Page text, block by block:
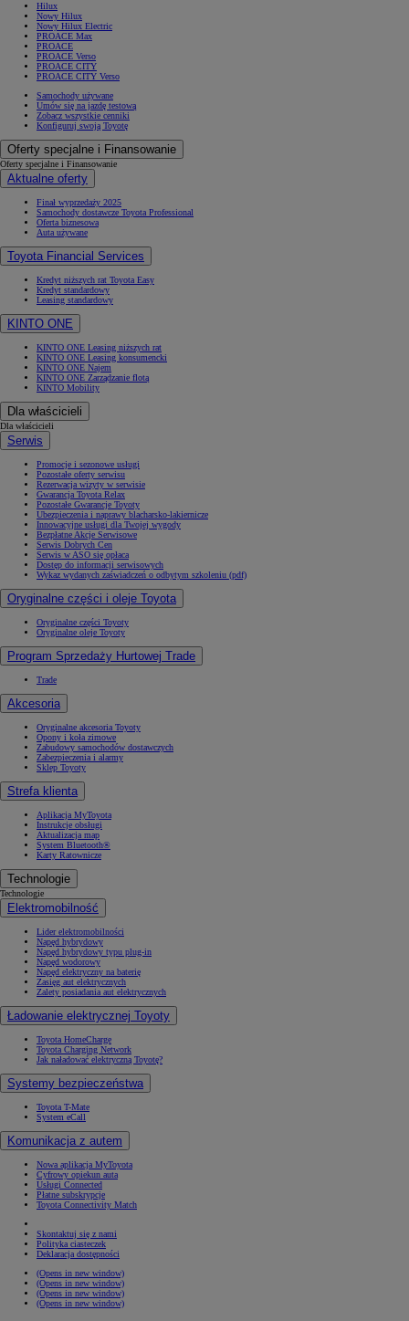
Hilux
Nowy Hilux
Nowy Hilux Electric
PROACE Max
PROACE
PROACE Verso
PROACE CITY
PROACE CITY Verso
Samochody używane
Umów się na jazdę testową
Zobacz wszystkie cenniki
Konfiguruj swoją Toyotę
Oferty specjalne i Finansowanie
Oferty specjalne i Finansowanie
Aktualne oferty
Finał wyprzedaży 2025
Samochody dostawcze Toyota Professional
Oferta biznesowa
Auta używane
Toyota Financial Services
Kredyt niższych rat Toyota Easy
Kredyt standardowy
Leasing standardowy
KINTO ONE
KINTO ONE Leasing niższych rat
KINTO ONE Leasing konsumencki
KINTO ONE Najem
KINTO ONE Zarządzanie flotą
KINTO Mobility
Dla właścicieli
Dla właścicieli
Serwis
Promocje i sezonowe usługi
Pozostałe oferty serwisu
Rezerwacja wizyty w serwisie
Gwarancja Toyota Relax
Pozostałe Gwarancje Toyoty
Ubezpieczenia i naprawy blacharsko-lakiernicze
Innowacyjne usługi dla Twojej wygody
Bezpłatne Akcje Serwisowe
Serwis Dobrych Cen
Serwis w ASO się opłaca
Dostęp do informacji serwisowych
Wykaz wydanych zaświadczeń o odbytym szkoleniu (pdf)
Oryginalne części i oleje Toyota
Oryginalne części Toyoty
Oryginalne oleje Toyoty
Program Sprzedaży Hurtowej Trade
Trade
Akcesoria
Oryginalne akcesoria Toyoty
Opony i koła zimowe
Zabudowy samochodów dostawczych
Zabezpieczenia i alarmy
Sklep Toyoty
Strefa klienta
Aplikacja MyToyota
Instrukcje obsługi
Aktualizacja map
System Bluetooth®
Karty Ratownicze
Technologie
Technologie
Elektromobilność
Lider elektromobilności
Napęd hybrydowy
Napęd hybrydowy typu plug-in
Napęd wodorowy
Napęd elektryczny na baterię
Zasięg aut elektrycznych
Zalety posiadania aut elektrycznych
Ładowanie elektrycznej Toyoty
Toyota HomeCharge
Toyota Charging Network
Jak naładować elektryczną Toyotę?
Systemy bezpieczeństwa
Toyota T-Mate
System eCall
Komunikacja z autem
Nowa aplikacja MyToyota
Cyfrowy opiekun auta
Usługi Connected
Płatne subskrypcje
Toyota Connectivity Match
Skontaktuj się z nami
Polityka ciasteczek
Deklaracja dostępności
(Opens in new window)
(Opens in new window)
(Opens in new window)
(Opens in new window)